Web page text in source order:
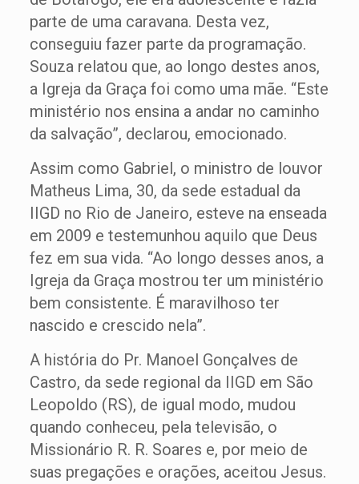
parte de uma caravana. Desta vez,
conseguiu fazer parte da programação.
Souza relatou que, ao longo destes anos,
a Igreja da Graça foi como uma mãe. “Este
ministério nos ensina a andar no caminho
da salvação”, declarou, emocionado.
Assim como Gabriel, o ministro de louvor
Matheus Lima, 30, da sede estadual da
IIGD no Rio de Janeiro, esteve na enseada
em 2009 e testemunhou aquilo que Deus
fez em sua vida. “Ao longo desses anos, a
Igreja da Graça mostrou ter um ministério
bem consistente. É maravilhoso ter
nascido e crescido nela”.
A história do Pr. Manoel Gonçalves de
Castro, da sede regional da IIGD em São
Leopoldo (RS), de igual modo, mudou
quando conheceu, pela televisão, o
Missionário R. R. Soares e, por meio de
suas pregações e orações, aceitou Jesus.